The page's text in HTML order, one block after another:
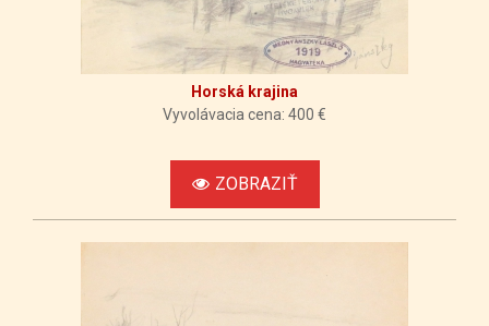
Horská krajina
Vyvolávacia cena: 400 €
ZOBRAZIŤ